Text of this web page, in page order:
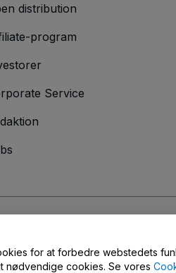
distribution
program
Service
for at forbedre webstedets
nødvendige cookies. Se vores